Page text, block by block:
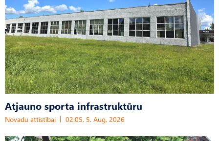
Atjauno sporta infrastruktūru
Novadu attīstībai 02:05, 5. Aug, 2026